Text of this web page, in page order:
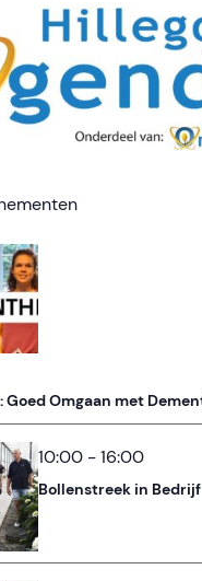
Omgaan met
10:00 -16:00
Bollenstreek in Bedrijf